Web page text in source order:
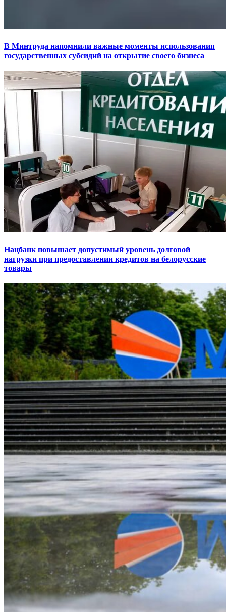
В Минтруда напомнили важные моменты использования
государственных субсидий на открытие своего бизнеса
Нацбанк повышает допустимый уровень долговой
нагрузки при предоставлении кредитов на белорусские
товары